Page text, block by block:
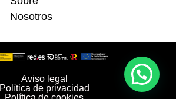
Nosotros
Aviso legal
Política de privacidad